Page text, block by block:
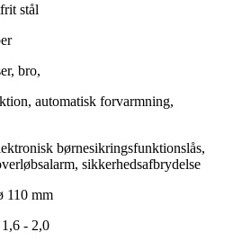
stål
bro,
automatisk forvarmning,
børnesikringsfunktionslås,
sikkerhedsafbrydelse
110 mm
- 2,0